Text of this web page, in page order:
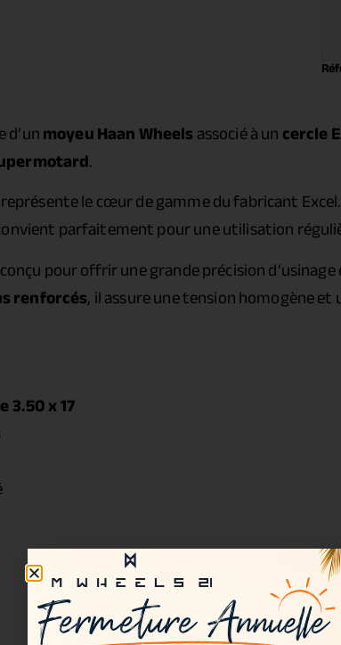
moyeu Haan Wheelsassocié à uncercle
.
représente le cœur de gamme du fabricant
parfaitement pour une utilisation
pour offrir une grande précision
renforcés, il assure une tension homogène
3.50 x 17